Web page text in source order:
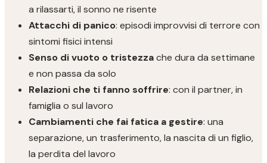
a rilassarti, il sonno ne risente
Attacchi di panico: episodi improvvisi di terrore con
sintomi fisici intensi
Senso di vuoto o tristezzache dura da settimane
e non passa da solo
Relazioni che ti fanno soffrire: con il partner, in
famiglia o sul lavoro
Cambiamenti che fai fatica a gestire: una
separazione, un trasferimento, la nascita di un figlio,
la perdita del lavoro